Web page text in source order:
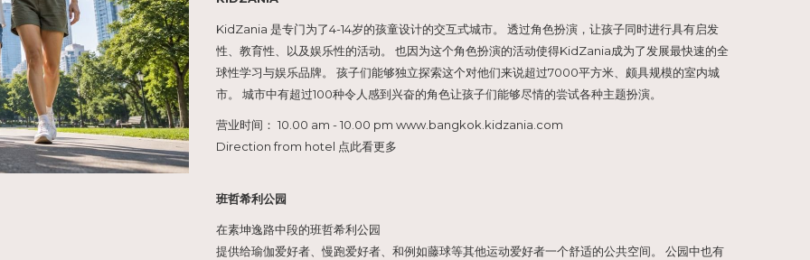
KidZania 是专门为了4-14岁的孩童设计的交互式城市。 透过角色扮演，让孩子同时进行具有启发
性、教育性、以及娱乐性的活动。 也因为这个角色扮演的活动使得KidZania成为了发展最快速的全
球性学习与娱乐品牌。 孩子们能够独立探索这个对他们来说超过7000平方米、颇具规模的室内城
市。 城市中有超过100种令人感到兴奋的角色让孩子们能够尽情的尝试各种主题扮演。
营业时间： 10.00 am - 10.00 pm www.bangkok.kidzania.com
Direction from hotel 点此看更多
班哲希利公园
在素坤逸路中段的班哲希利公园
提供给瑜伽爱好者、慢跑爱好者、和例如藤球等其他运动爱好者一个舒适的公共空间。 公园中也有